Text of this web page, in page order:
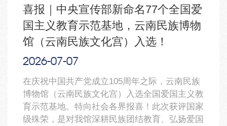
喜报｜中央宣传部新命名77个全国爱
国主义教育示范基地，云南民族博物
馆（云南民族文化宫）入选！
2026-07-07
在庆祝中国共产党成立105周年之际，云南民族
博物馆（云南民族文化宫）入选全国爱国主义教
育示范基地。特向社会各界报喜！此次获评国家
级殊荣，是对我馆深耕民族团结教育、弘扬爱国